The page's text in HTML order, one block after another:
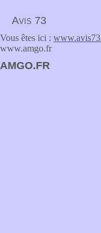
Avis 73
Vous êtes ici :
www.amgo.fr
AMGO.FR